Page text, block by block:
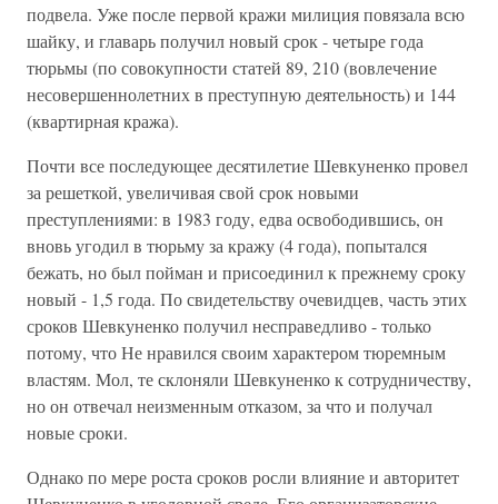
подвела. Уже после первой кражи милиция повязала всю
шайку, и главарь получил новый срок - четыре года
тюрьмы (по совокупности статей 89, 210 (вовлечение
несовершеннолетних в преступную деятельность) и 144
(квартирная кража).
Почти все последующее десятилетие Шевкуненко провел
за решеткой, увеличивая свой срок новыми
преступлениями: в 1983 году, едва освободившись, он
вновь угодил в тюрьму за кражу (4 года), попытался
бежать, но был пойман и присоединил к прежнему сроку
новый - 1,5 года. По свидетельству очевидцев, часть этих
сроков Шевкуненко получил несправедливо - только
потому, что Не нравился своим характером тюремным
властям. Мол, те склоняли Шевкуненко к сотрудничеству,
но он отвечал неизменным отказом, за что и получал
новые сроки.
Однако по мере роста сроков росли влияние и авторитет